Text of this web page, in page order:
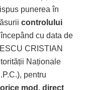
punerea în
controlului
cu data de
CRISTIAN
Naționale
pentru
mod, direct